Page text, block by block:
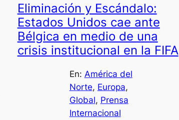
Eliminación y Escándalo:
Estados Unidos cae ante
Bélgica en medio de una
crisis institucional en la FIFA
En: América del
Norte, Europa
Global, Prensa
Internacional